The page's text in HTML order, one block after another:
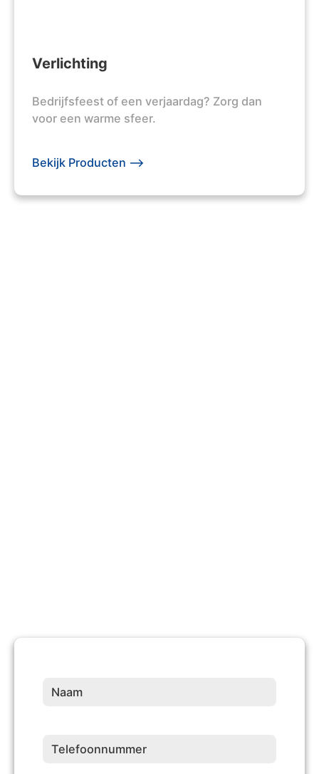
Verlichting
Bedrijfsfeest of een verjaardag? Zorg dan
voor een warme sfeer.
Bekijk Producten -->